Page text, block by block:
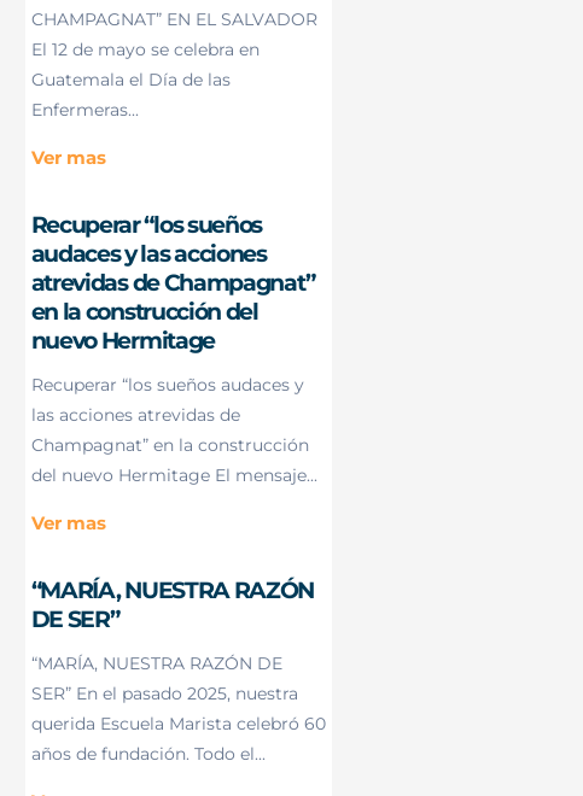
CHAMPAGNAT” EN EL SALVADOR
El 12 de mayo se celebra en
Guatemala el Día de las
Enfermeras...
Ver mas
Recuperar “los sueños
audaces y las acciones
atrevidas de Champagnat”
en la construcción del
nuevo Hermitage
Recuperar “los sueños audaces y
las acciones atrevidas de
Champagnat” en la construcción
del nuevo Hermitage El mensaje...
Ver mas
“MARÍA, NUESTRA RAZÓN
DE SER”
“MARÍA, NUESTRA RAZÓN DE
SER” En el pasado 2025, nuestra
querida Escuela Marista celebró 60
años de fundación. Todo el...